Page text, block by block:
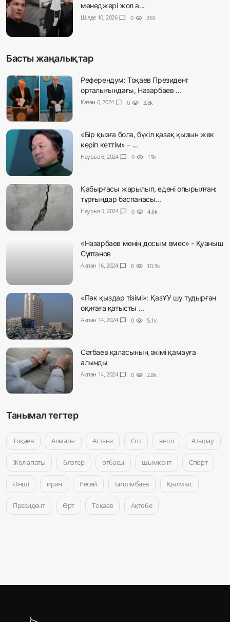
менеджері жол а...
Шілде 10, 2026 chat_bubble 0 visibility 263
Басты жаңалықтар
Референдум: Тоқаев Президент
орталығындағы, Назарбаев ...
Қазан 6, 2024 chat_bubble 0 visibility 3.8k
«Бір қызға бола, бүкіл қазақ қызын жек
көріп кеттім» – ...
Наурыз 6, 2024 chat_bubble 0 visibility 15k
Қабырғасы жарылып, едені опырылған:
тұрғындар баспанасы...
Наурыз 5, 2024 chat_bubble 0 visibility 4.6k
«Назарбаев менің досым емес» - Қуаныш
Сұлтанов
Ақпан 16, 2024 chat_bubble 0 visibility 10.3k
«Пәк қыздар тізімі»: ҚазҰУ шу тудырған
оқиғаға қатысты ...
Ақпан 14, 2024 chat_bubble 0 visibility 5.1k
Сәтбаев қаласының әкімі қамауға
алынды
Ақпан 14, 2024 chat_bubble 0 visibility 2.8k
Танымал тегтер
Тоқаев Алматы Астана Сот әнші Атырау
Жол апаты блогер отбасы шымкент Спорт
Әнші иран Ресей Бишімбаев Қылмыс
Президент Өрт Тоқаев Ақтөбе